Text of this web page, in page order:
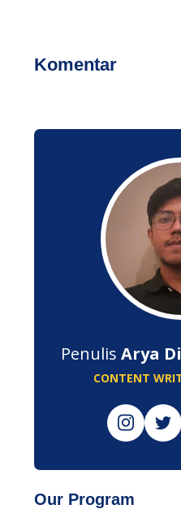
Komentar
Penulis Arya
CONTENT
Our Program